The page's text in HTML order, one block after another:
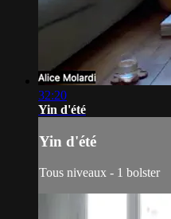
32:20
Yin d'été
Yin d'été
Tous niveaux - 1 bolster